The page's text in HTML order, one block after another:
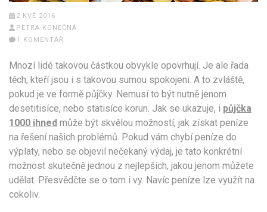
2 KVĚ 2016
PETRA KONEČNÁ
1 KOMENTÁŘ
Mnozí lidé takovou částkou obvykle opovrhují. Je ale řada
těch, kteří jsou i s takovou sumou spokojeni. A to zvláště,
pokud je ve formě půjčky. Nemusí to být nutně jenom
desetitisíce, nebo statisíce korun. Jak se ukazuje, i půjčka
1000 ihned může být skvělou možností, jak získat peníze
na řešení našich problémů. Pokud vám chybí peníze do
výplaty, nebo se objevil nečekaný výdaj, je tato konkrétní
možnost skutečně jednou z nejlepších, jakou jenom můžete
udělat. Přesvědčte se o tom i vy. Navíc peníze lze využít na
cokoliv.